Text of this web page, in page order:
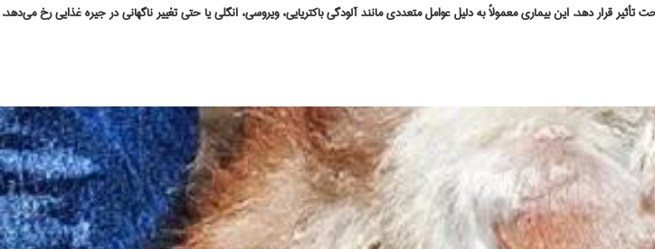
دهد. این بیماری معمولاً به‌ دلیل عوامل متعددی مانند آلودگی باکتریایی، ویروسی، انگلی یا حتی تغییر ناگهانی در جیره غذایی رخ می‌دهد.